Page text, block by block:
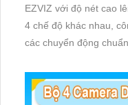
EZVIZ với độ nét cao
4 chế độ khác nhau,
các chuyển động